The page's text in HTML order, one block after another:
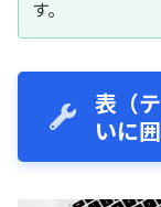
す。
表（
いに